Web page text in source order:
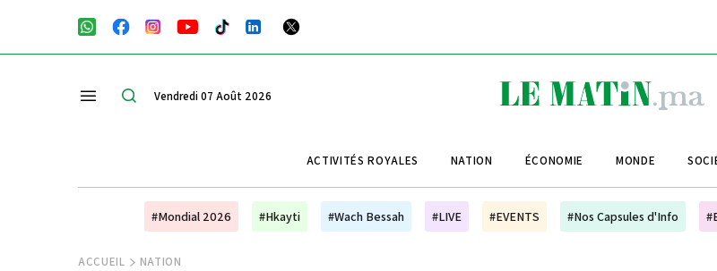
Vendredi 07 Août 2026
ACTIVITÉS ROYALES NATION ÉCONOMIE MONDE
#Mondial 2026 #Hkayti #Wach Bessah #LIVE #EVENTS #Nos Capsules d'Info
ACCUEIL NATION